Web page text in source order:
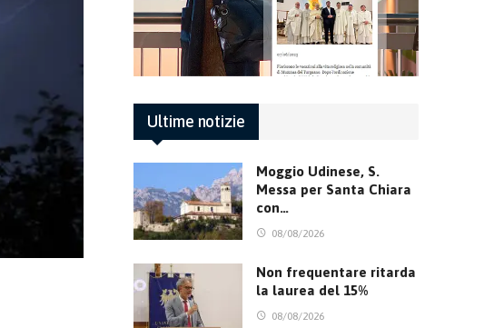
Ultime notizie
Moggio Udinese, S.
Messa per Santa Chiara
con…
08/08/2026
Non frequentare ritarda
la laurea del 15%
08/08/2026